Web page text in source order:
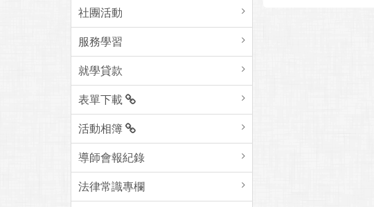
社團活動
服務學習
就學貸款
表單下載
活動相簿
導師會報紀錄
法律常識專欄